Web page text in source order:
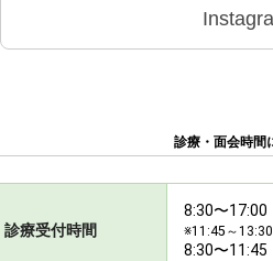
診療・面会時間
診療受付時間
8:30〜17:00
※11:45～
8:30〜11:45